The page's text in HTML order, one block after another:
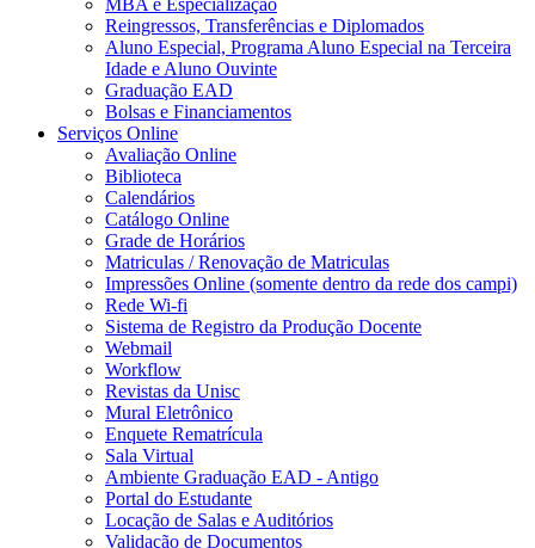
MBA e Especialização
Reingressos, Transferências e Diplomados
Aluno Especial, Programa Aluno Especial na Terceira
Idade e Aluno Ouvinte
Graduação EAD
Bolsas e Financiamentos
Serviços Online
Avaliação Online
Biblioteca
Calendários
Catálogo Online
Grade de Horários
Matriculas / Renovação de Matriculas
Impressões Online (somente dentro da rede dos campi)
Rede Wi-fi
Sistema de Registro da Produção Docente
Webmail
Workflow
Revistas da Unisc
Mural Eletrônico
Enquete Rematrícula
Sala Virtual
Ambiente Graduação EAD - Antigo
Portal do Estudante
Locação de Salas e Auditórios
Validação de Documentos